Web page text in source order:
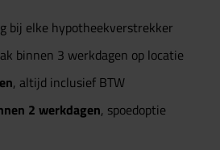
bij elke hypotheekverstrekker
binnen 3 werkdagen op locatie
, altijd inclusief BTW
2 werkdagen, spoedoptie